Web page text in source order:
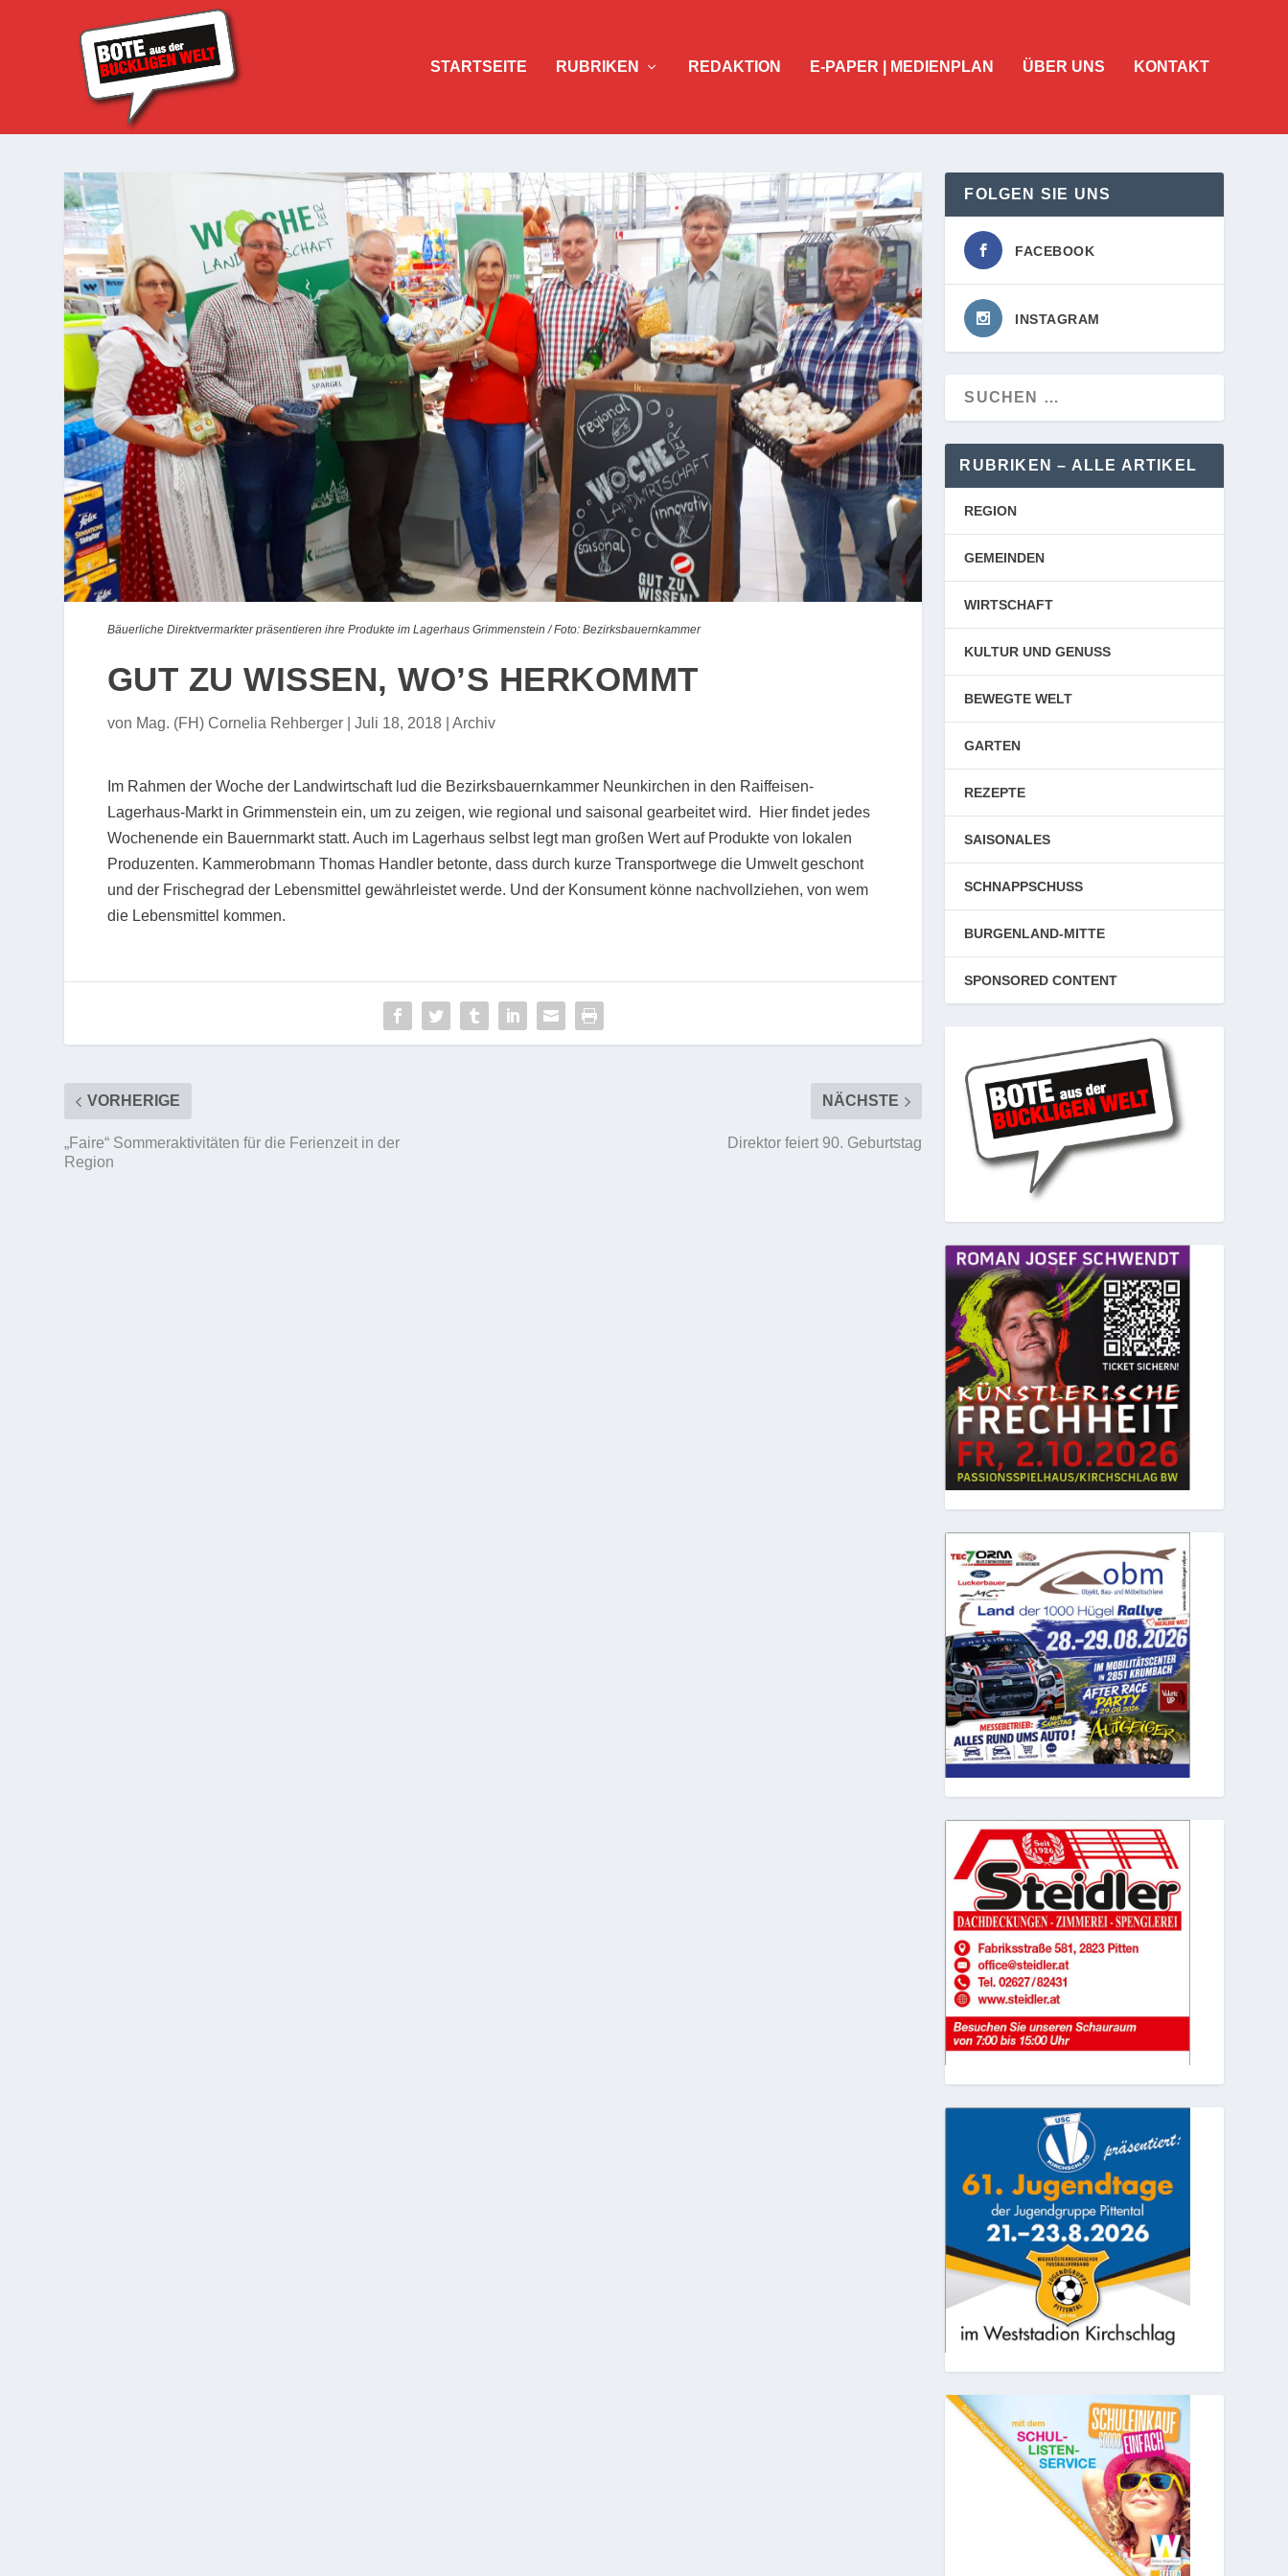
STARTSEITE RUBRIKEN REDAKTION E-PAPER | MEDIENPLAN ÜBER UNS KONTAKT
Bäuerliche Direktvermarkter präsentieren ihre Produkte im Lagerhaus Grimmenstein / Foto: Bezirksbauernkammer
GUT ZU WISSEN, WO’S HERKOMMT
von Mag. (FH) Cornelia Rehberger| Juli 18, 2018| Archiv
Im Rahmen der Woche der Landwirtschaft lud die Bezirksbauernkammer Neunkirchen in den Raiffeisen-
Lagerhaus-Markt in Grimmenstein ein, um zu zeigen, wie regional und saisonal gearbeitet wird.
Hier findet jedes
Wochenende ein Bauernmarkt statt. Auch im Lagerhaus selbst legt man großen Wert auf Produkte von lokalen
Produzenten. Kammerobmann Thomas Handler betonte, dass durch kurze Transportwege die Umwelt geschont
und der Frischegrad der Lebensmittel gewährleistet werde. Und der Konsument könne nachvollziehen, von wem
die Lebensmittel kommen.
VORHERIGE
„Faire“ Sommeraktivitäten für die Ferienzeit in der
Region
NÄCHSTE
Direktor feiert 90. Geburtstag
FOLGEN SIE UNS
FACEBOOK
INSTAGRAM
RUBRIKEN – ALLE ARTIKEL
REGION
GEMEINDEN
WIRTSCHAFT
KULTUR UND GENUSS
BEWEGTE WELT
GARTEN
REZEPTE
SAISONALES
SCHNAPPSCHUSS
BURGENLAND-MITTE
SPONSORED CONTENT